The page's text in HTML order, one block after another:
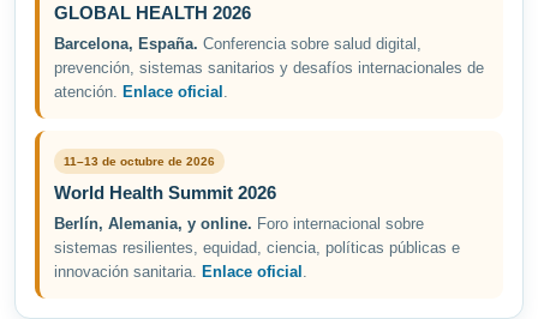
GLOBAL HEALTH 2026
Barcelona, España. Conferencia sobre salud digital,
prevención, sistemas sanitarios y desafíos internacionales de
atención. Enlace oficial .
11–13 de octubre de 2026
World Health Summit 2026
Berlín, Alemania, y online. Foro internacional sobre
sistemas resilientes, equidad, ciencia, políticas públicas e
innovación sanitaria. Enlace oficial .